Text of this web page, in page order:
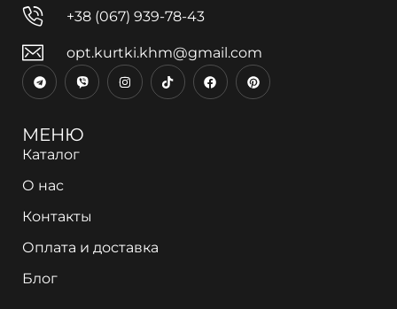
+38 (067) 939-78-43
opt.kurtki.khm@gmail.com
МЕНЮ
Каталог
О нас
Контакты
Оплата и доставка
Блог